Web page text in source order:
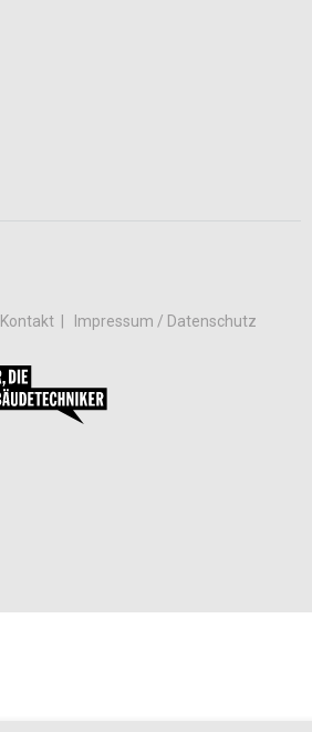
Kontakt Impressum / Datenschutz